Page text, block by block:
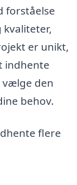
forståelse
kvaliteter,
er unikt,
indhente
vælge den
behov.
flere